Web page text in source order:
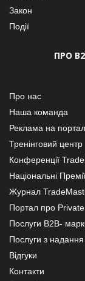
Закон
Події
ПРО
Про нас
Наша команда
Реклама на
Тренінговий центр
Конференції
Національні Премії
Журнал
Портал про
Послуги В2В-
Послуги з надання
Відгуки
Контакти